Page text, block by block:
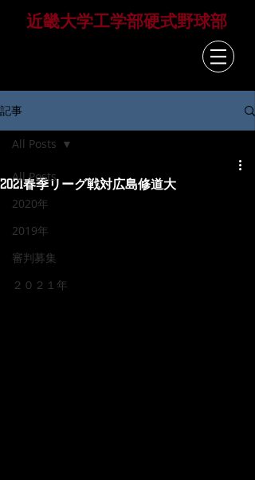
​近畿大学工学部硬式野球部
記事
All Posts
2020年
2019年
審判募集
２０２１年
All Posts
2021春季リーグ戦対広島修道大